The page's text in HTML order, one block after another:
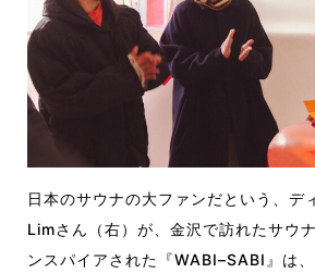
日本のサウナの大ファンだという、デ
Limさん（右）が、金沢で訪れたサウ
ンスパイアされた『WABI–SABI』は